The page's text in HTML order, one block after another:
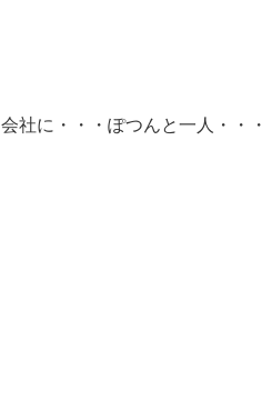
会社に・・・ぽつんと一人・・・